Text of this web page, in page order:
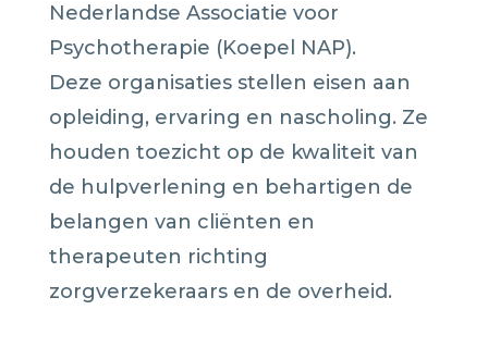
Nederlandse Associatie voor
Psychotherapie (Koepel NAP).
Deze organisaties stellen eisen aan
opleiding, ervaring en nascholing. Ze
houden toezicht op de kwaliteit van
de hulpverlening en behartigen de
belangen van cliënten en
therapeuten richting
zorgverzekeraars en de overheid.